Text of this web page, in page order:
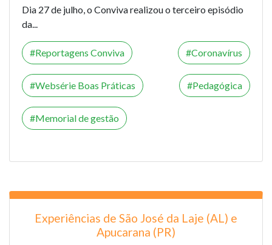
Dia 27de julho, o Conviva realizou o terceiro episódio
da...
Reportagens Conviva Coronavírus
Websérie Boas Práticas Pedagógica
Memorial de gestão
Experiências de São José da Laje (AL) e
Apucarana (PR)